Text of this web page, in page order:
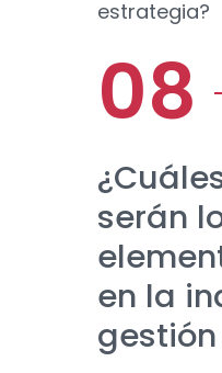
estrategia?
serán
en la